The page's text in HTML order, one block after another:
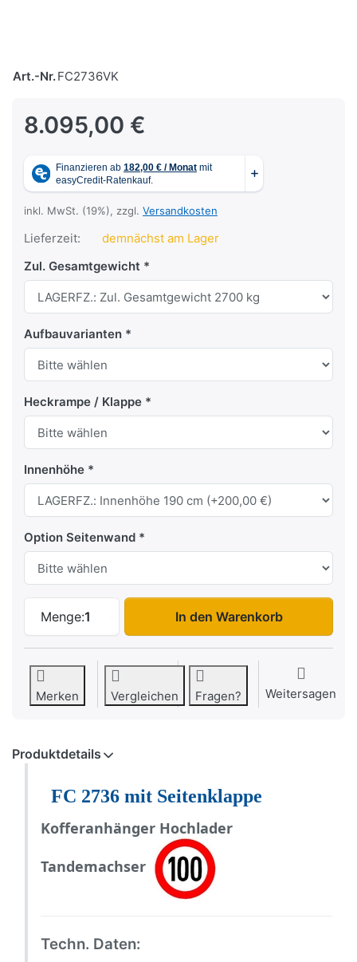
Art.-Nr.FC2736VK
8.095,00 €
inkl. MwSt. (19%), zzgl. Versandkosten
Lieferzeit:
demnächst am Lager
Zul. Gesamtgewicht
Aufbauvarianten
Heckrampe / Klappe
Innenhöhe
Option Seitenwand
Menge:1
FC 2736 Seitenklappe zu 8.095,00 €,
In den Warenkorb
Merken Vergleichen Fragen? Weitersagen
Produktdetails
FC 2736 mit Seitenklappe
Kofferanhänger Hochlader
Tandemachser
Techn. Daten: